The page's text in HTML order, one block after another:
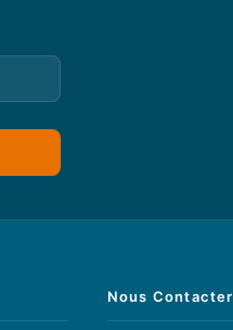
Nous Contacter